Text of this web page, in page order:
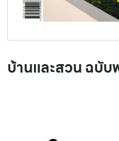
บ้านและสวน ฉบั